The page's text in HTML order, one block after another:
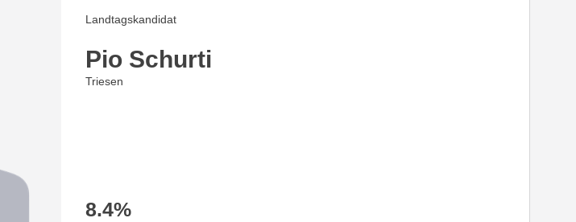
Landtagskandidat
Pio Schurti
Triesen
8.4%